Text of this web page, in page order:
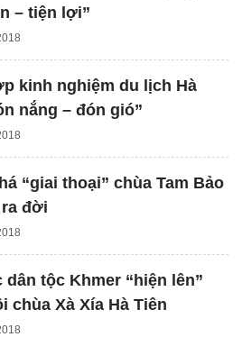
– tiện lợi”
kinh nghiệm du lịch Hà
nắng – đón gió”
“giai thoại” chùa Tam Bảo
ra đời
dân tộc Khmer “hiện lên”
chùa Xà Xía Hà Tiên